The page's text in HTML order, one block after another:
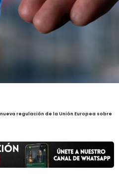
regulación de la Unión Europea sobre